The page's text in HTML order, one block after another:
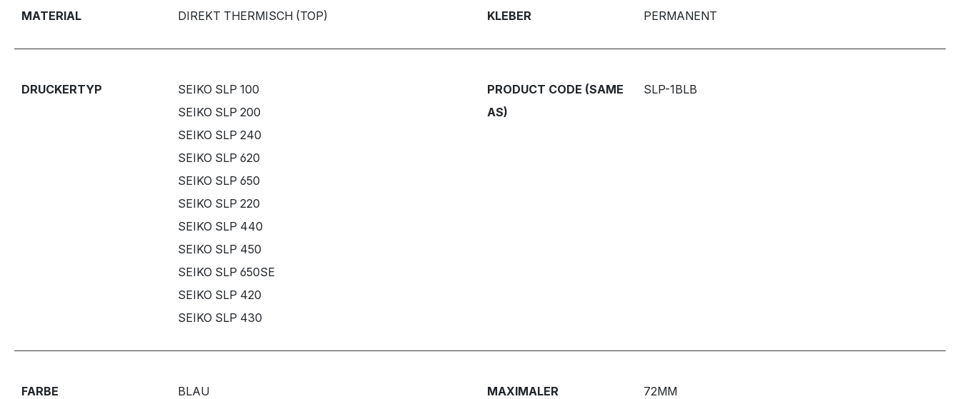
MATERIAL DIREKT THERMISCH (TOP) KLEBER PERMANENT
DRUCKERTYP
SEIKO SLP 100
SEIKO SLP 200
SEIKO SLP 240
SEIKO SLP 620
SEIKO SLP 650
SEIKO SLP 220
SEIKO SLP 440
SEIKO SLP 450
SEIKO SLP 650SE
SEIKO SLP 420
SEIKO SLP 430
PRODUCT CODE (SAME
AS)
SLP-1BLB
FARBE BLAU
MAXIMALER
72MM